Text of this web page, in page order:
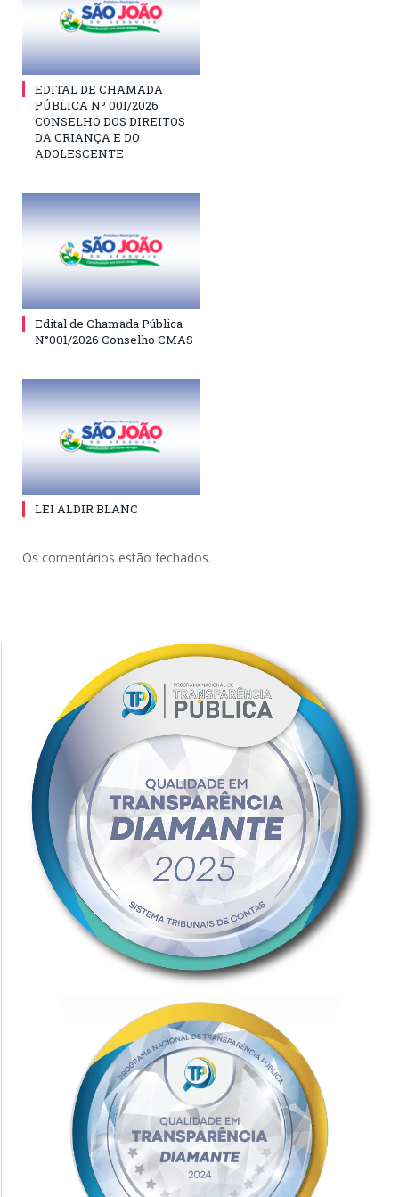
EDITAL DE CHAMADA
PÚBLICA Nº 001/2026
CONSELHO DOS DIREITOS
DA CRIANÇA E DO
ADOLESCENTE
Edital de Chamada Pública
N°001/2026 Conselho CMAS
LEI ALDIR BLANC
Os comentários estão fechados.